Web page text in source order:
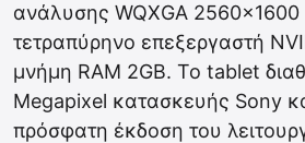
ανάλυσης WQXGA 2560×1600
τετραπύρηνο επεξεργαστή
μνήμη RAM 2GB. Το tablet
Megapixel κατασκευής Sony
πρόσφατη έκδοση του